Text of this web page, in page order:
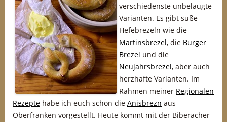
verschiedenste unbelaugte
Varianten. Es gibt süße
Hefebrezeln wie die
Martinsbrezel, die Burger
Brezel und die
Neujahrsbrezel, aber auch
herzhafte Varianten. Im
Rahmen meiner Regionalen
Rezepte habe ich euch schon die Anisbrezn aus
Oberfranken vorgestellt. Heute kommt mit der Biberacher